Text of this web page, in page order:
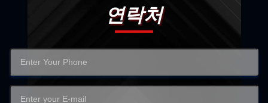
연락처